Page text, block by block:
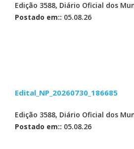
Edição 3588, Diário Oficial dos
Postado em:: 05.08.26
Edital_NP_20260730_186685
Edição 3588, Diário Oficial dos
Postado em:: 05.08.26